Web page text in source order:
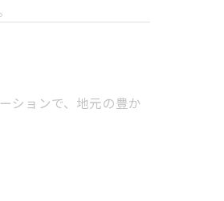
ションで、地元の豊か